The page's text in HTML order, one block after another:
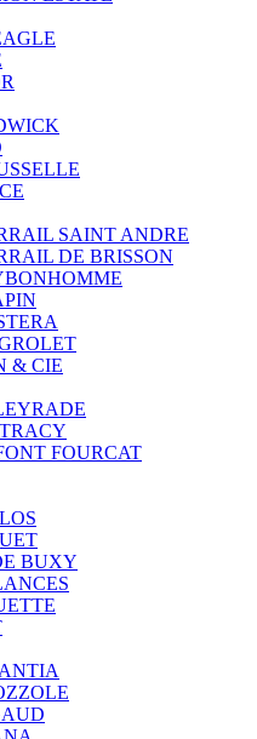
SAINT ANDRE
DE BRISSON
& CIE
FOURCAT
BUXY